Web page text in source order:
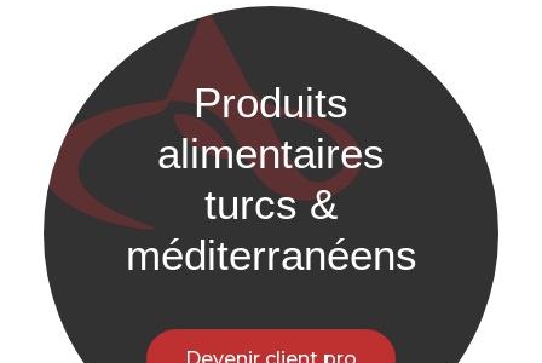
Produits
alimentaires
turcs &
méditerranéens